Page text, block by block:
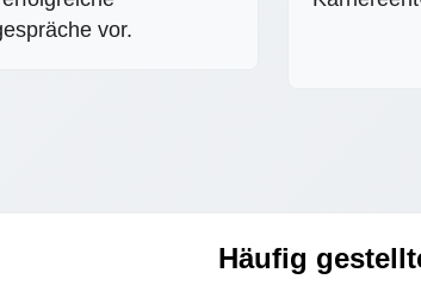
vor.
Häufig